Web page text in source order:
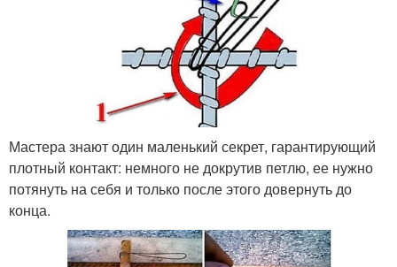
Мастера знают один маленький секрет, гарантирующий
плотный контакт: немного не докрутив петлю, ее нужно
потянуть на себя и только после этого довернуть до
конца.